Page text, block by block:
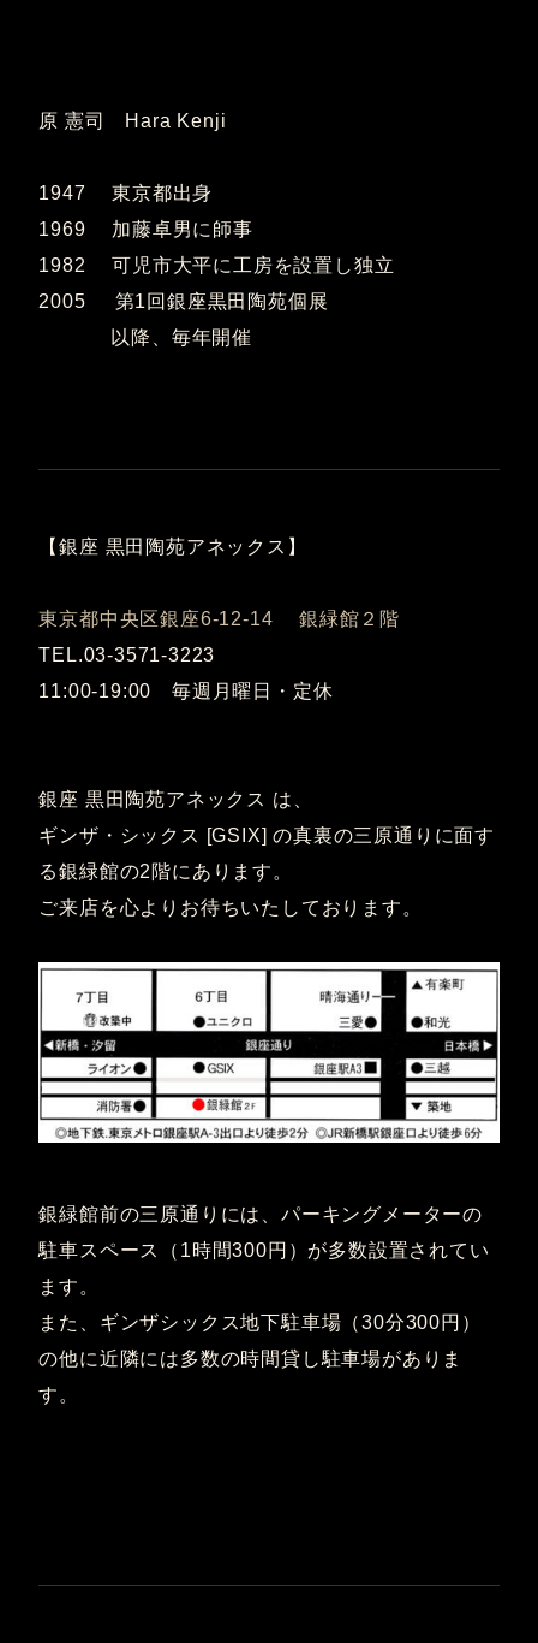
原 憲司 Hara Kenji
1947 東京都出身
1969 加藤卓男に師事
1982 可児市大平に工房を設置し独立
2005 第1回銀座黒田陶苑個展
以降、毎年開催
【銀座 黒田陶苑アネックス】
東京都中央区銀座6-12-14 銀緑館２階
TEL.03-3571-3223
11:00-19:00 毎週月曜日・定休
銀座 黒田陶苑アネックス は、
ギンザ・シックス [GSIX] の真裏の三原通りに面す
る銀緑館の2階にあります。
ご来店を心よりお待ちいたしております。
銀緑館前の三原通りには、パーキングメーターの
駐車スペース（1時間300円）が多数設置されてい
ます。
また、ギンザシックス地下駐車場（30分300円）
の他に近隣には多数の時間貸し駐車場がありま
す。